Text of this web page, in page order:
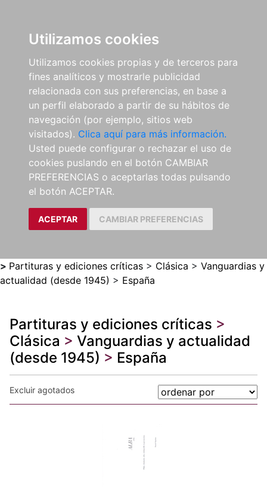
Utilizamos cookies
Utilizamos cookies propias y de terceros para
fines analíticos y mostrarle publicidad
relacionada con sus preferencias, en base a
un perfil elaborado a partir de su hábitos de
navegación (por ejemplo, sitios web
visitados). Clica aquí para más información.
Usted puede configurar o rechazar el uso de
cookies puslando en el botón CAMBIAR
PREFERENCIAS o aceptarlas todas pulsando
el botón ACEPTAR.
ACEPTAR CAMBIAR PREFERENCIAS
> Partituras y ediciones críticas > Clásica > Vanguardias y
actualidad (desde 1945) > España
Partituras y ediciones críticas >
Clásica > Vanguardias y actualidad
(desde 1945) > España
Excluir agotados